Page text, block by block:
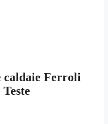
caldaie Ferroli